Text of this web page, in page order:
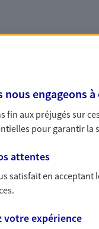
ainsi que nous
et la proximité. C'est
nous proposons de
nous engageons
fin aux préjugés sur
pour garantir la
attentes
satisfait en acceptant
votre expérience